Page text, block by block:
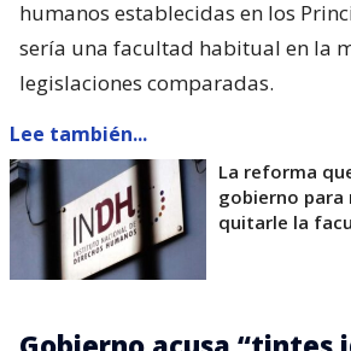
humanos establecidas en los
sería una facultad habitual en la
legislaciones comparadas.
Lee también...
La reforma
gobierno para
quitarle la